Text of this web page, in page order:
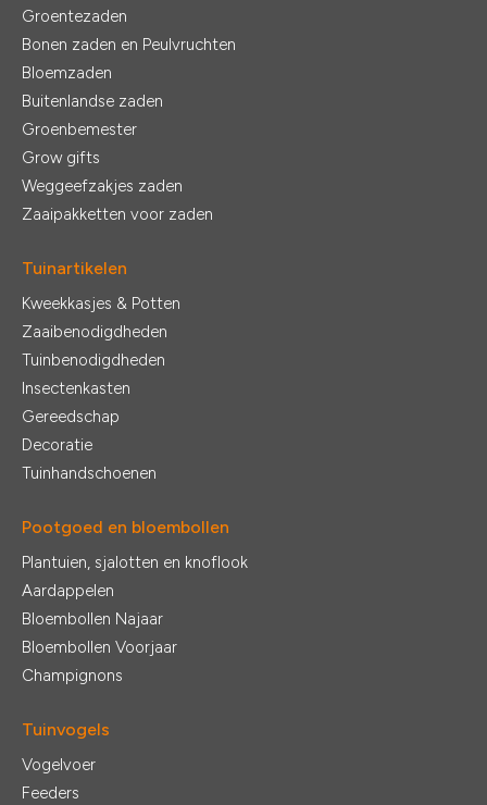
Groentezaden
Bonen zaden en Peulvruchten
Bloemzaden
Buitenlandse zaden
Groenbemester
Grow gifts
Weggeefzakjes zaden
Zaaipakketten voor zaden
Tuinartikelen
Kweekkasjes & Potten
Zaaibenodigdheden
Tuinbenodigdheden
Insectenkasten
Gereedschap
Decoratie
Tuinhandschoenen
Pootgoed en bloembollen
Plantuien, sjalotten en knoflook
Aardappelen
Bloembollen Najaar
Bloembollen Voorjaar
Champignons
Tuinvogels
Vogelvoer
Feeders